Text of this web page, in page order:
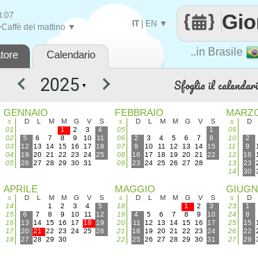
..in Brasile
IT|EN ▼
Caffè del mattino ▼
Calendario
▼ Sfoglia il
GENNAIO
s D L M M G V
S
01
1 2 3
4
02
5 6 7 8 9 10
11
03
12 13 14 15 16 17
18
04
19 20 21 22 23 24 25
05
26 27 28 29 30 31
FEBBRAIO
s D L M M G V
S
05
1
06
2 3 4 5 6 7
8
07
9 10 11 12 13 14
15
08
16 17 18 19 20 21
22
09
23 24 25 26 27 28
s D
09
10
2
11
9
12
16
13
23
14
30
APRILE
s D L M M G V
S
14
1 2 3 4
5
15
6 7 8 9 10 11
12
16
13 14 15 16 17 18
19
17
20 21 22 23 24 25 26
18
27 28 29 30
MAGGIO
s D L M M G V
S
18
1 2
3
19
4 5 6 7 8 9
10
20
11 12 13 14 15 16
17
21
18 19 20 21 22 23
24
22
25 26 27 28 29 30 31
s D
23
1
24
8
25
15
26
22
27
29